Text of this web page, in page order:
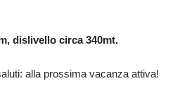
dislivello circa 340mt.
alla prossima vacanza attiva!